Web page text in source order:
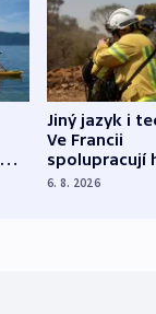
Jiný jazyk i
Ve Francii
spolupracují
různých zemí
6. 8. 2026